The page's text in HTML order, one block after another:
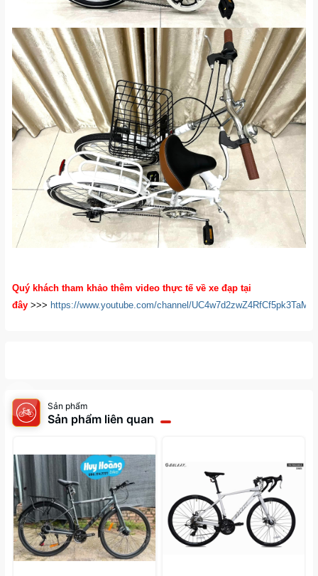
Quý khách tham khảo thêm video thực tế về xe đạp tại
đây >>> https://www.youtube.com/channel/
Sản phẩm
Sản phẩm liên quan